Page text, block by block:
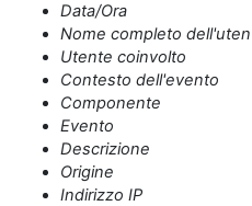
Data/Ora
Nome completo
Utente coinvolto
Contesto dell'evento
Componente
Evento
Descrizione
Origine
Indirizzo IP